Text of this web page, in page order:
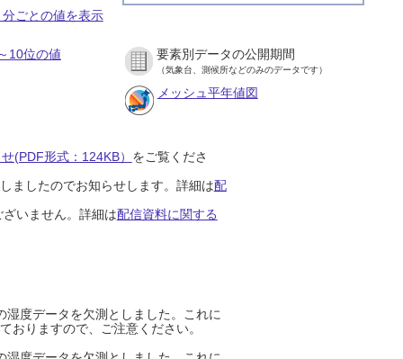
ごとの値を表示
10位の値 要素別データの公開期間
（気象台、測候所などのみのデータです）
メッシュ平年値図
(PDF形式：124KB） をご覧くださ
ましたのでお知らせします。詳細は配
いません。詳細は配信資料に関する
度データを欠測としました。これに
りますので、ご注意ください。